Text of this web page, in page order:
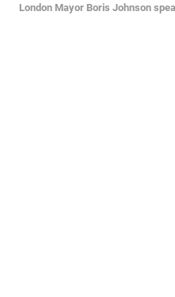
London Mayor Boris Johnson